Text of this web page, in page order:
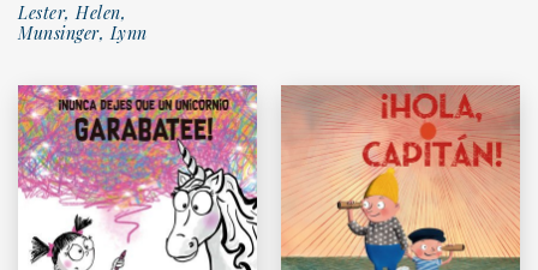
Lester, Helen,
Munsinger, Lynn